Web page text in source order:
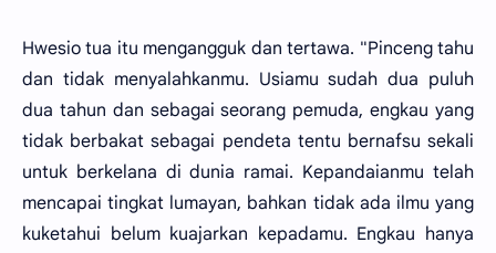
Hwesio tua itu mengangguk dan tertawa. "Pinceng tahu
dan tidak menyalahkanmu. Usiamu sudah dua puluh
dua tahun dan sebagai seorang pemuda, engkau yang
tidak berbakat sebagai pendeta tentu bernafsu sekali
untuk berkelana di dunia ramai. Kepandaianmu telah
mencapai tingkat lumayan, bahkan tidak ada ilmu yang
kuketahui belum kuajarkan kepadamu. Engkau hanya